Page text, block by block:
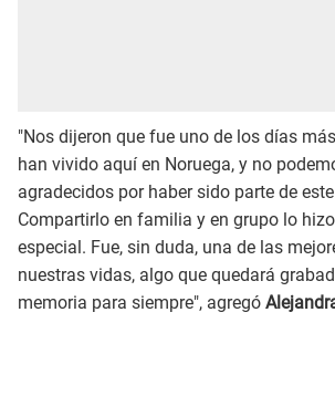
"Nos dijeron que fue uno de los días
han vivido aquí en Noruega, y no
agradecidos por haber sido parte de
Compartirlo en familia y en grupo lo
especial. Fue, sin duda, una de las
nuestras vidas, algo que quedará
memoria para siempre", agregó